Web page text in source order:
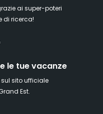
ai super-poteri
di ricerca!
le tue vacanze
sito ufficiale
Est.